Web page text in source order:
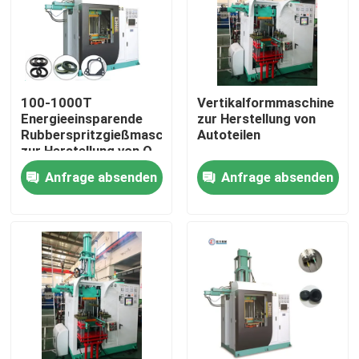
Produkte
Videos
SilikonkautschukSpritzenmaschine
Vertikale Gummispritzen-Maschine
Vakuumkompressions-Formteil-Maschine
Gummi-Spritzgießmaschine
Hydraulische Vulkanisierungsmaschine
100-1000T
Energieeinsparende
Rubberspritzgießmaschine
zur Herstellung von O-
Ringen Siegel
Anfrage absenden
Vertikalformmaschine
zur Herstellung von
Autoteilen
Anfrage absenden